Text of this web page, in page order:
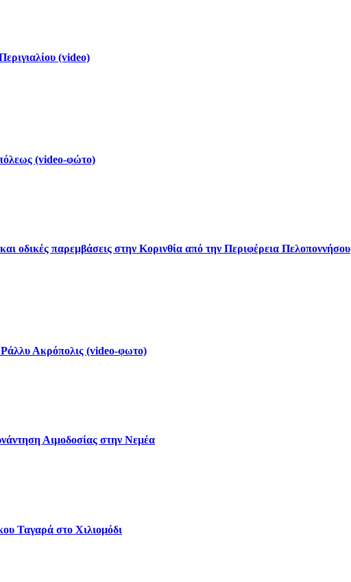
(video)
(video-φώτο)
οδικές παρεμβάσεις στην Κορινθία από την Περιφέρεια Πελοποννήσου
Ράλλυ Ακρόπολις (video-φωτο)
Αιμοδοσίας στην Νεμέα
Ταγαρά στο Χιλιομόδι